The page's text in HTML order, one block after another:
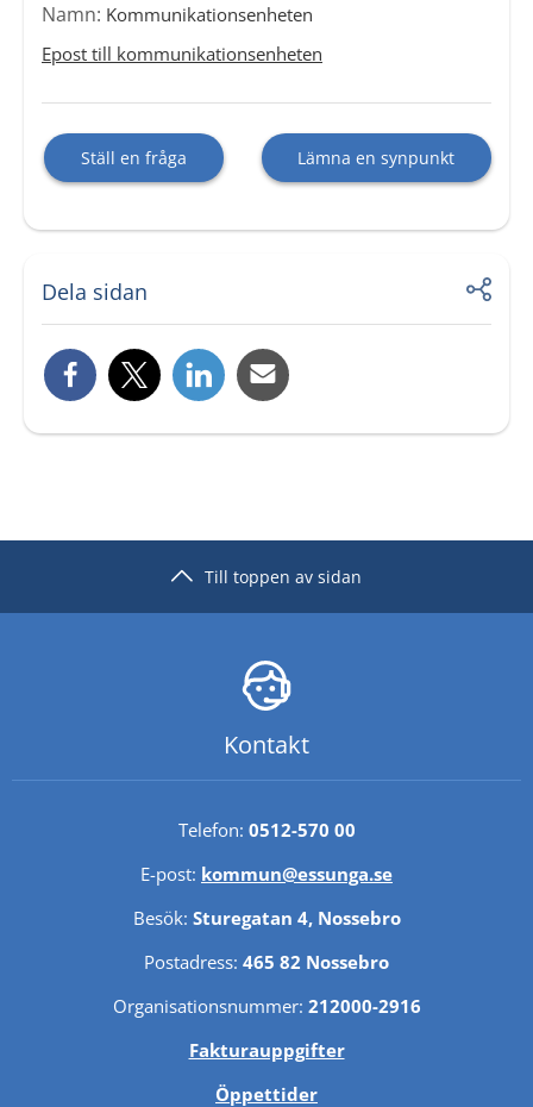
Namn: Kommunikationsenheten
Epost till kommunikationsenheten
Ställ en fråga Lämna en synpunkt
Dela sidan
Till toppen av sidan
Kontakt
Telefon: 0512-570 00
E-post: kommun@essunga.se
Besök: Sturegatan 4, Nossebro
Postadress: 465 82 Nossebro
Organisationsnummer: 212000-2916
Fakturauppgifter
Öppettider